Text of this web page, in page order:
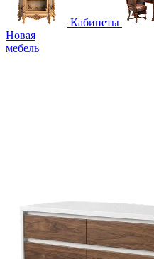
Кабинеты
Новая
мебель